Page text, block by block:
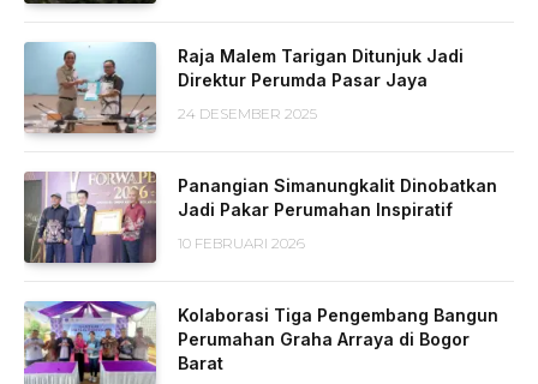
Raja Malem Tarigan Ditunjuk Jadi
Direktur Perumda Pasar Jaya
24 DESEMBER 2025
Panangian Simanungkalit Dinobatkan
Jadi Pakar Perumahan Inspiratif
10 FEBRUARI 2026
Kolaborasi Tiga Pengembang Bangun
Perumahan Graha Arraya di Bogor
Barat